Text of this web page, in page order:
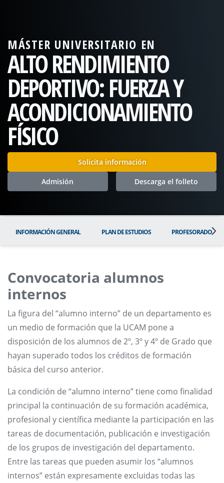
MÁSTER UNIVERSITARIO EN
ALTO RENDIMIENTO
DEPORTIVO: FUERZA Y
ACONDICIONAMIENTO
FÍSICO
Solicita información
Admisión Descarga el folleto
INFORMACIÓN GENERAL PLAN DE ESTUDIOS PROFESORADO
Convocatoria alumnos
internos
La figura del “alumno interno” de un departamento es
un medio de formación que la UCAM pone a
disposición de los alumnos de 2º, 3º y 4º de Grado que
hayan superado todos los créditos de formación
básica del curso anterior.
La condición de “alumno interno” tiene como finalidad
principal la continuación de su formación académica,
profesional y científica mediante la participación en las
tareas de documentación, publicación e investigación
de los grupos de investigación del departamento.
Entre las tareas que pueden asumir los “alumnos
internos” están expresamente excluidas todas las